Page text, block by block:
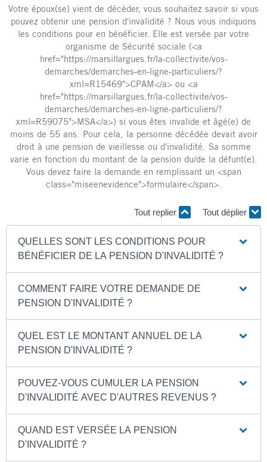
Votre époux(se) vient de décéder, vous souhaitez savoir si vous
pouvez obtenir une pension d'invalidité ? Nous vous indiquons
les conditions pour en bénéficier. Elle est versée par votre
organisme de Sécurité sociale (<a
href="https://marsillargues.fr/la-collectivite/vos-
demarches/demarches-en-ligne-particuliers/?
xml=R15469">CPAM</a> ou <a
href="https://marsillargues.fr/la-collectivite/vos-
demarches/demarches-en-ligne-particuliers/?
xml=R59075">MSA</a>) si vous êtes invalide et âgé(e) de
moins de 55 ans. Pour cela, la personne décédée devait avoir
droit à une pension de vieillesse ou d'invalidité. Sa somme
varie en fonction du montant de la pension du/de la défunt(e).
Vous devez faire la demande en remplissant un <span
class="miseenevidence">formulaire</span>.
Tout replier Tout déplier
QUELLES SONT LES CONDITIONS POUR
BÉNÉFICIER DE LA PENSION D'INVALIDITÉ ?
COMMENT FAIRE VOTRE DEMANDE DE
PENSION D'INVALIDITÉ ?
QUEL EST LE MONTANT ANNUEL DE LA
PENSION D'INVALIDITÉ ?
POUVEZ-VOUS CUMULER LA PENSION
D'INVALIDITÉ AVEC D'AUTRES REVENUS ?
QUAND EST VERSÉE LA PENSION
D'INVALIDITÉ ?